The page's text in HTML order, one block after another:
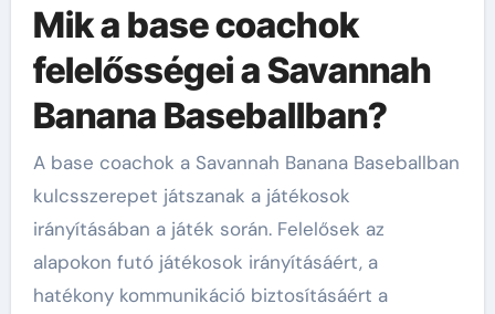
Mik a base coachok
felelősségei a Savannah
Banana Baseballban?
A base coachok a Savannah Banana Baseballban
kulcsszerepet játszanak a játékosok
irányításában a játék során. Felelősek az
alapokon futó játékosok irányításáért, a
hatékony kommunikáció biztosításáért a